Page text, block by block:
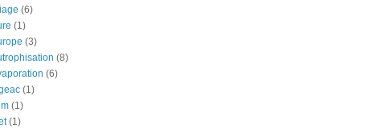
(6)
(1)
(3)
(8)
(6)
(1)
(1)
(1)